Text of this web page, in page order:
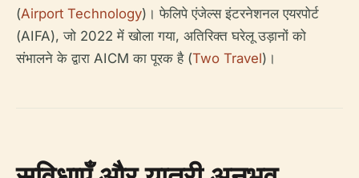
(Airport Technology)। फेलिपे एंजेल्स इंटरनेशनल एयरपोर्ट
(AIFA), जो 2022 में खोला गया, अतिरिक्त घरेलू उड़ानों को
संभालने के द्वारा AICM का पूरक है (Two Travel)।